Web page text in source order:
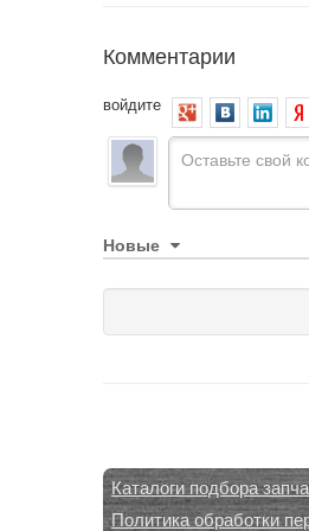
Комментарии
войдите
Новые
Каталоги подбора
Политика обработки